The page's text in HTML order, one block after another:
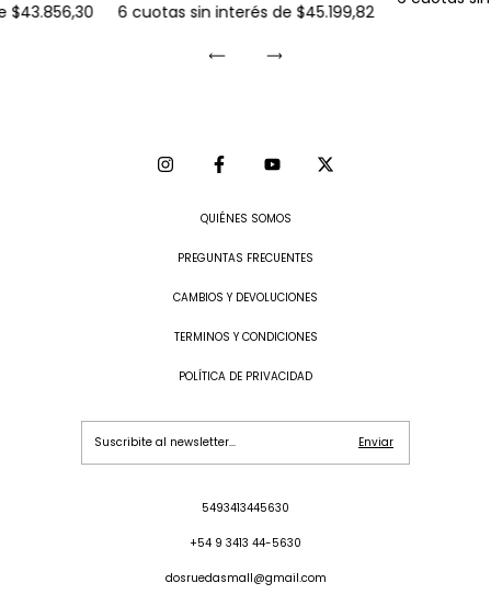
$43.856,30 6 cuotas sin interés de $45.199,82
QUIÉNES SOMOS
PREGUNTAS FRECUENTES
CAMBIOS Y DEVOLUCIONES
TERMINOS Y CONDICIONES
POLÍTICA DE PRIVACIDAD
5493413445630
+54 9 3413 44-5630
dosruedasmall@gmail.com